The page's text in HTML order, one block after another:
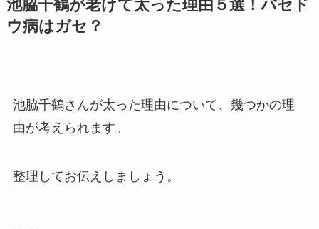
池脇千鶴が老けて太った理由 ５選！バセド
ウ病はガセ？
池脇千鶴さんが太った理由について、幾つかの理
由が考えられます。
整理してお伝えしましょう。